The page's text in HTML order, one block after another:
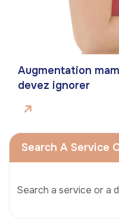
Augmentation
devez ignorer
Search A Service